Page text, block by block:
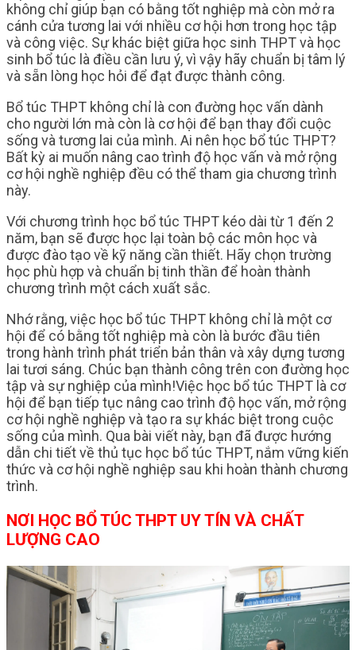
không chỉ giúp bạn có bằng tốt nghiệp mà còn mở ra
cánh cửa tương lai với nhiều cơ hội hơn trong học tập
và công việc. Sự khác biệt giữa học sinh THPT và học
sinh bổ túc là điều cần lưu ý, vì vậy hãy chuẩn bị tâm lý
và sẵn lòng học hỏi để đạt được thành công.
Bổ túc THPT không chỉ là con đường học vấn dành
cho người lớn mà còn là cơ hội để bạn thay đổi cuộc
sống và tương lai của mình. Ai nên học bổ túc THPT?
Bất kỳ ai muốn nâng cao trình độ học vấn và mở rộng
cơ hội nghề nghiệp đều có thể tham gia chương trình
này.
Với chương trình học bổ túc THPT kéo dài từ 1 đến 2
năm, bạn sẽ được học lại toàn bộ các môn học và
được đào tạo về kỹ năng cần thiết. Hãy chọn trường
học phù hợp và chuẩn bị tinh thần để hoàn thành
chương trình một cách xuất sắc.
Nhớ rằng, việc học bổ túc THPT không chỉ là một cơ
hội để có bằng tốt nghiệp mà còn là bước đầu tiên
trong hành trình phát triển bản thân và xây dựng tương
lai tươi sáng. Chúc bạn thành công trên con đường học
tập và sự nghiệp của mình!Việc học bổ túc THPT là cơ
hội để bạn tiếp tục nâng cao trình độ học vấn, mở rộng
cơ hội nghề nghiệp và tạo ra sự khác biệt trong cuộc
sống của mình. Qua bài viết này, bạn đã được hướng
dẫn chi tiết về thủ tục học bổ túc THPT, nắm vững kiến
thức và cơ hội nghề nghiệp sau khi hoàn thành chương
trình.
NƠI HỌC BỔ TÚC THPT UY TÍN VÀ CHẤT
LƯỢNG CAO